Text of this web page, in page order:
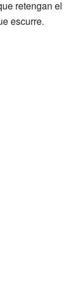
retengan el
escurre.